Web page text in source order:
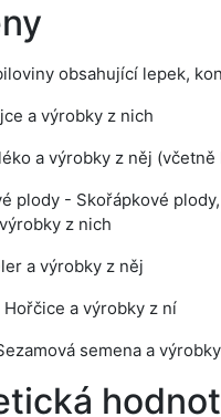
obsahující lepek,
a výrobky z nich
a výrobky z něj (včetně
plody - Skořápkové
z nich
a výrobky z něj
a výrobky z ní
semena a